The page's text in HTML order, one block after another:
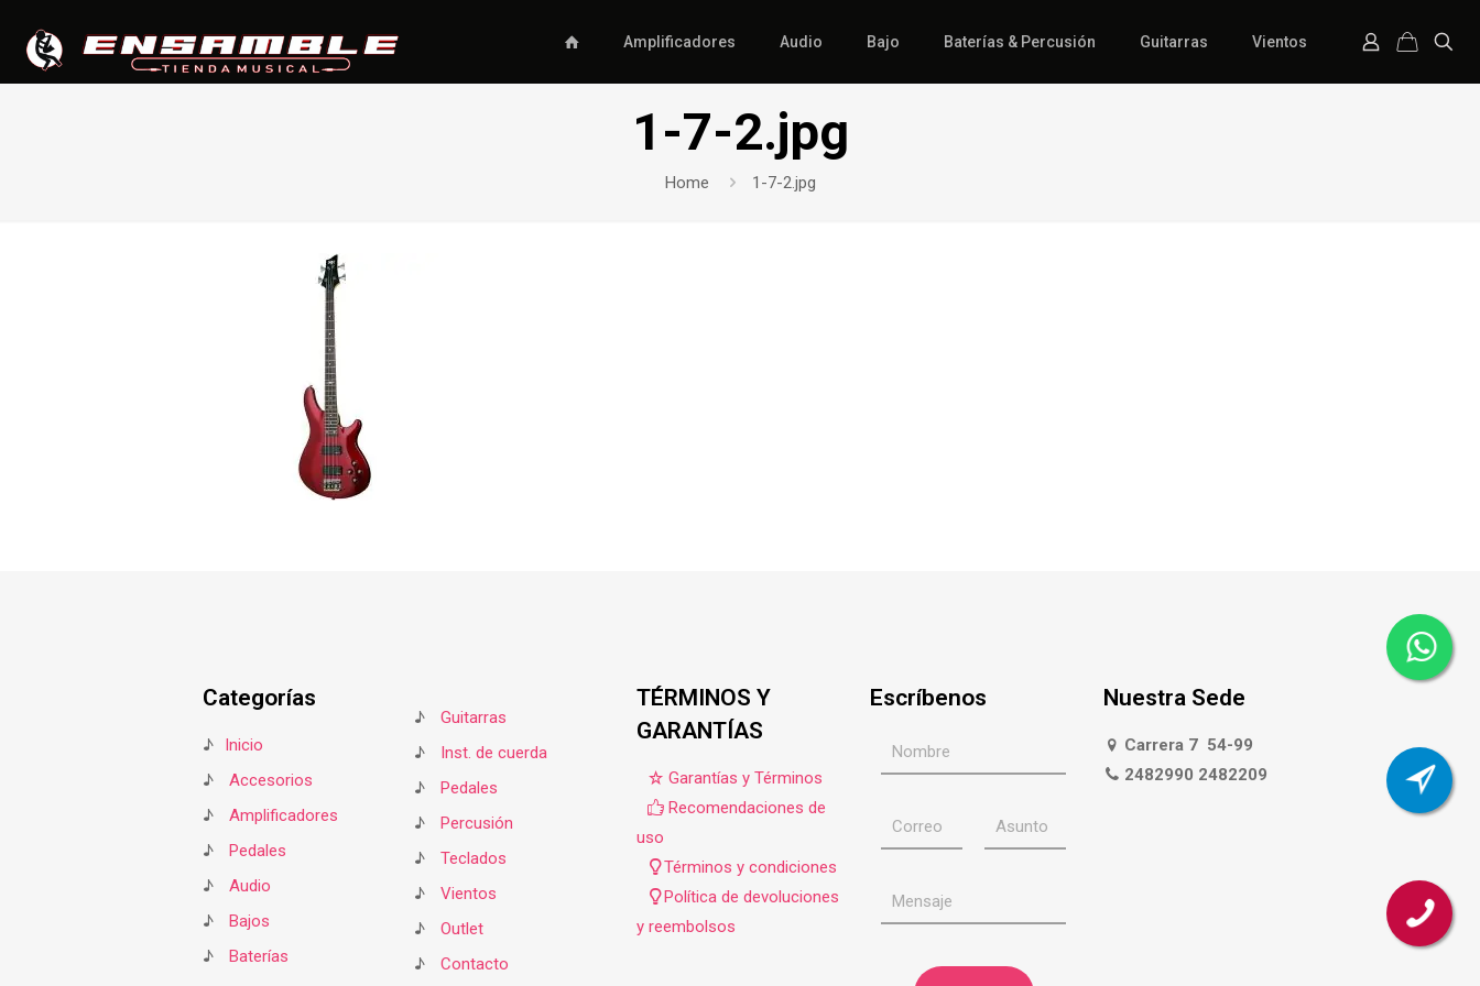
Amplificadores Audio Bajo Baterías & Percusión Guitarras Vientos
1-7-2.jpg
Home 1-7-2.jpg
Categorías
♪
Inicio
♪
Accesorios
♪
Amplificadores
♪
Pedales
♪
Audio
♪
Bajos
♪
Baterías
♪
Guitarras
♪
Inst. de cuerda
♪
Pedales
♪
Percusión
♪
Teclados
♪
Vientos
♪
Outlet
♪
Contacto
TÉRMINOS Y
GARANTÍAS
Garantías y Términos
Recomendaciones de
uso
Términos y condiciones
Política de devoluciones
y reembolsos
Escríbenos Nuestra Sede
Carrera 7 54-99
2482990 2482209